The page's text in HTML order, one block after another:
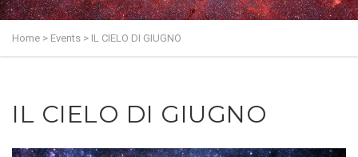
Home > Events > IL CIELO DI GIUGNO
IL CIELO DI GIUGNO